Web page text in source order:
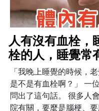
人有沒有血栓，
栓的人，睡覺常
「我晚上睡覺的時候，
是不是有血栓啊？」 一
問出了這句話。 很多人
院有關，要麼是腦梗、